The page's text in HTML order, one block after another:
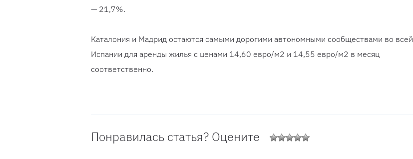
— 21,7%.
Каталония и Мадрид остаются самыми дорогими автономными сообществами во всей
Испании для аренды жилья с ценами 14,60 евро/м2 и 14,55 евро/м2 в месяц
соответственно.
Понравилась статья? Оцените